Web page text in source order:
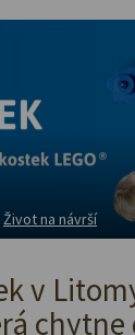
Život na návrší
v
chytne